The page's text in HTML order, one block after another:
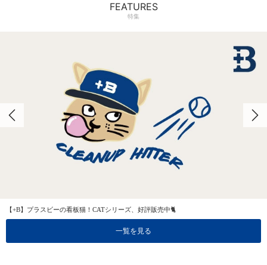
FEATURES
特集
【+B】プラスビーの看板猫！CATシリーズ、好評販売中🐈
一覧を見る